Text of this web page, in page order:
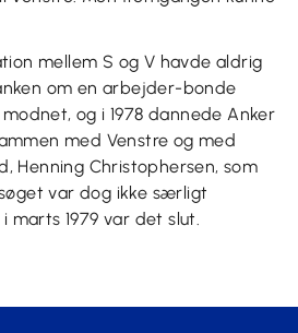
mellem S og V havde aldrig
om en arbejder-bonde
og i 1978 dannede Anker
med Venstre og med
Henning Christophersen, som
var dog ikke særligt
marts 1979 var det slut.